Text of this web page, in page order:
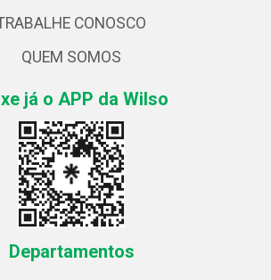
CONOSCO
QUEM SOMOS
já o APP da Wilso
Departamentos